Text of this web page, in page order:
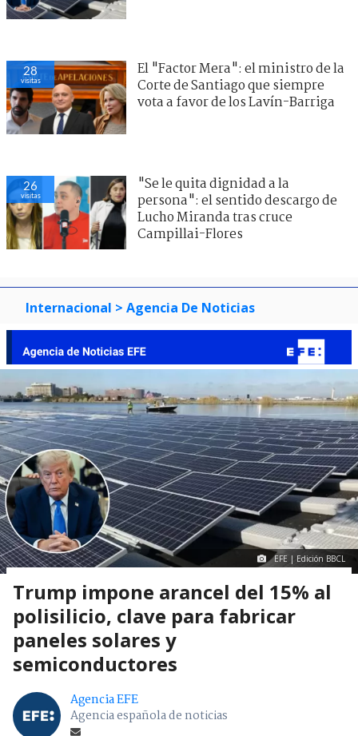
28
visitas
El "Factor Mera": el ministro de la
Corte de Santiago que siempre
vota a favor de los Lavín-Barriga
26
visitas
"Se le quita dignidad a la
persona": el sentido descargo de
Lucho Miranda tras cruce
Campillai-Flores
Internacional > Agencia De Noticias
EFE | Edición BBCL
Trump impone arancel del 15% al
polisilicio, clave para fabricar
paneles solares y
semiconductores
Agencia EFE
Agencia española de noticias